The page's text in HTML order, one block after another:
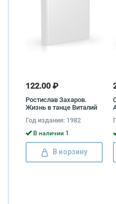
122.00 ₽
Ростислав Захаров.
Жизнь в танце Виталий
Год издания: 1982
В наличии 1
В корзину